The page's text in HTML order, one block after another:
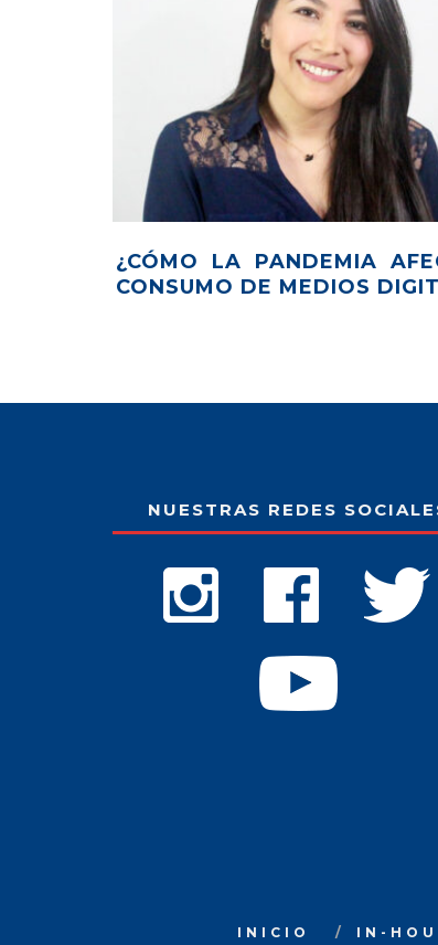
DE USAR LA ERA
BROADNET
NUESTRAS REDES
INICIO IN-